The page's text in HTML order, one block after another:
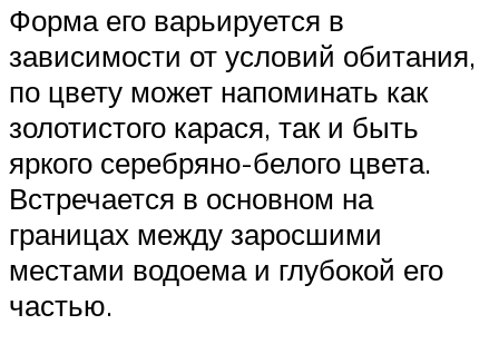
Форма его варьируется в
зависимости от условий обитания,
по цвету может напоминать как
золотистого карася, так и быть
яркого серебряно-белого цвета.
Встречается в основном на
границах между заросшими
местами водоема и глубокой его
частью.